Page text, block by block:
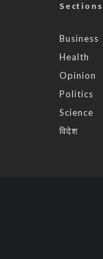
Sections
Business
Health
Opinion
Politics
Science
विदेश